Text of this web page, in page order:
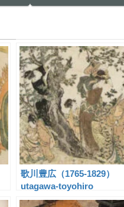
歌川豊広（1765-1829）
utagawa-toyohiro